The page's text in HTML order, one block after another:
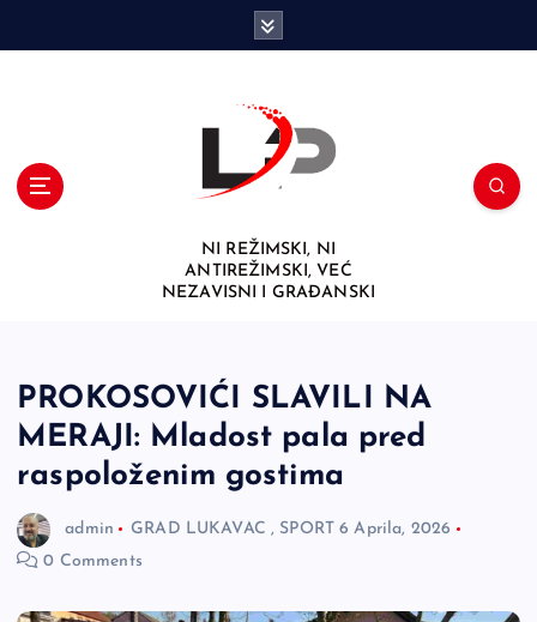
NI REŽIMSKI, NI
ANTIREŽIMSKI, VEĆ
NEZAVISNI I GRAĐANSKI
PROKOSOVIĆI SLAVILI NA
MERAJI: Mladost pala pred
raspoloženim gostima
admin GRAD LUKAVAC , SPORT 6 Aprila, 2026
0 Comments